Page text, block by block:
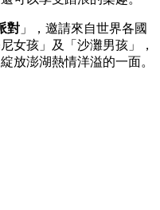
對 」，邀請來自世界各國
女孩」及「沙灘男孩」，
放澎湖熱情洋溢的一面。